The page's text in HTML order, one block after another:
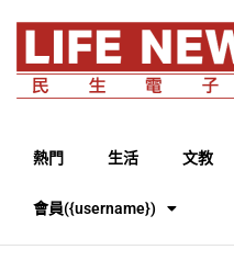
熱門 生活 文教
會員({username})